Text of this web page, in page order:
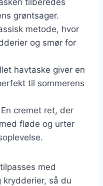
grøntsager.
metode, hvor
og smør for
havtaske giver en
til sommerens
cremet ret, der
fløde og urter
med
krydderier, så du